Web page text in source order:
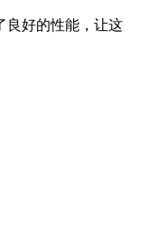
好的性能，让这